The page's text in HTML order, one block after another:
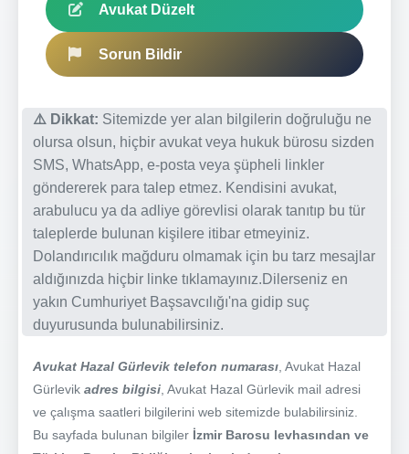
Avukat Düzelt
Sorun Bildir
⚠️ Dikkat: Sitemizde yer alan bilgilerin doğruluğu ne
olursa olsun, hiçbir avukat veya hukuk bürosu sizden
SMS, WhatsApp, e-posta veya şüpheli linkler
göndererek para talep etmez. Kendisini avukat,
arabulucu ya da adliye görevlisi olarak tanıtıp bu tür
taleplerde bulunan kişilere itibar etmeyiniz.
Dolandırıcılık mağduru olmamak için bu tarz mesajlar
aldığınızda hiçbir linke tıklamayınız.Dilerseniz en
yakın Cumhuriyet Başsavcılığı'na gidip suç
duyurusunda bulunabilirsiniz.
Avukat Hazal Gürlevik telefon numarası , Avukat Hazal
Gürlevik adres bilgisi , Avukat Hazal Gürlevik mail adresi
ve çalışma saatleri bilgilerini web sitemizde bulabilirsiniz.
Bu sayfada bulunan bilgiler İzmir Barosu levhasından ve